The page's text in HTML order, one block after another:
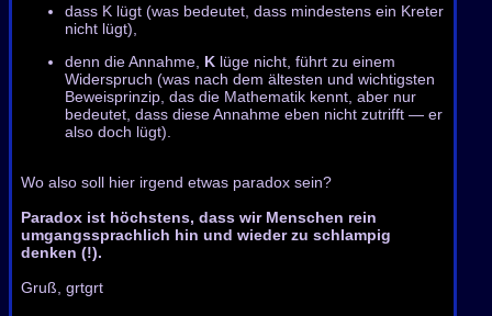
dass K lügt (was bedeutet, dass mindestens ein Kreter
nicht lügt),
denn die Annahme, K lüge nicht, führt zu einem
Widerspruch (was nach dem ältesten und wichtigsten
Beweisprinzip, das die Mathematik kennt, aber nur
bedeutet, dass diese Annahme eben nicht zutrifft — er
also doch lügt).
Wo also soll hier irgend etwas paradox sein?
Paradox ist höchstens, dass wir Menschen rein
umgangssprachlich hin und wieder zu schlampig
denken (!).
Gruß, grtgrt